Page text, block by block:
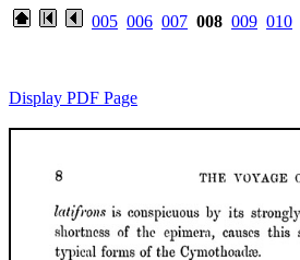
005 006 007 008 009 010
Display PDF Page